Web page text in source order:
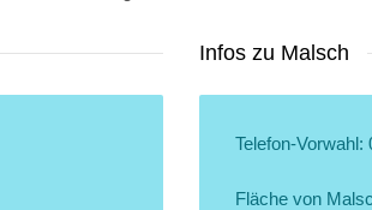
Infos zu Malsch
Telefon-Vorwahl:
Fläche von